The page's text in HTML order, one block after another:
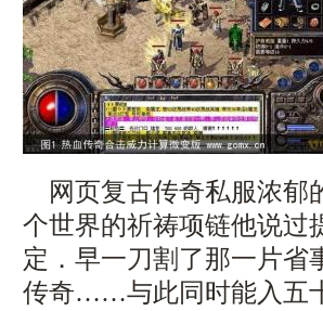
网页复古传奇私服浓郁
个世界的祈祷项链他说
定．早一刀割了那一片省
传奇……与此同时能入五